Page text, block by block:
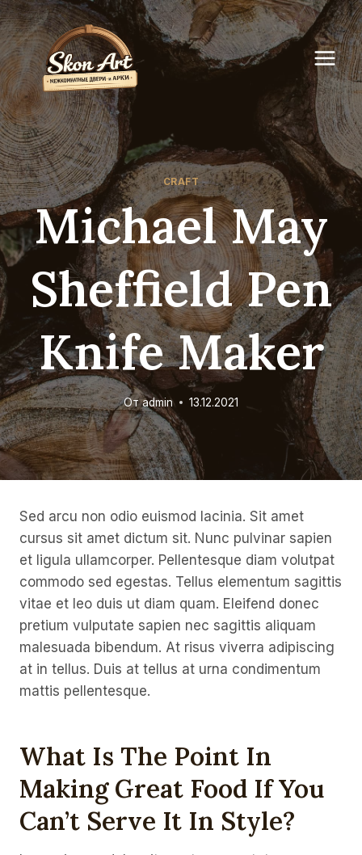
Перейти
к
содержимому
CRAFT
Michael May
Sheffield Pen
Knife Maker
Отadmin 13.12.2021
Sed arcu non odio euismod lacinia. Sit amet
cursus sit amet dictum sit. Nunc pulvinar sapien
et ligula ullamcorper. Pellentesque diam volutpat
commodo sed egestas. Tellus elementum sagittis
vitae et leo duis ut diam quam. Eleifend donec
pretium vulputate sapien nec sagittis aliquam
malesuada bibendum. At risus viverra adipiscing
at in tellus. Duis at tellus at urna condimentum
mattis pellentesque.
What Is The Point In
Making Great Food If You
Can’t Serve It In Style?